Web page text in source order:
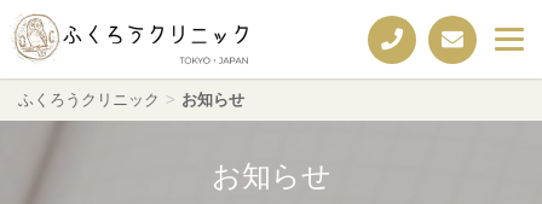
ふくろうクリニック > お知らせ
お知らせ